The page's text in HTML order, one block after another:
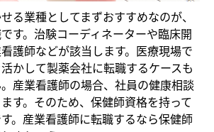
る業種としてまずおすすめなのが、
す。治験コーディネーターや臨床開
護師などが該当します。医療現場で
かして製薬会社に転職するケースも
産業看護師の場合、社員の健康相談
す。そのため、保健師資格を持って
。産業看護師に転職するなら保健師